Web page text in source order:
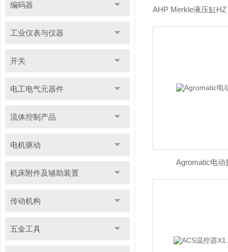
编码器
工业仪表与仪器
开关
电工电气元器件
流体控制产品
电机驱动
机床附件及辅助装置
传动机构
五金工具
Agromatic电动